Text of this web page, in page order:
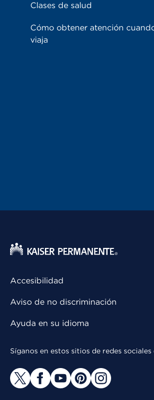
Clases de salud
Cómo obtener atención
viaja
Accesibilidad
Aviso de no discriminación
Ayuda en su idioma
Síganos en estos sitios de redes